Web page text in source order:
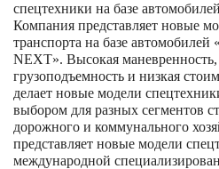
спецтехники на базе
Компания представляет новые
транспорта на базе
NEXT». Высокая
грузоподъемность и низкая
делает новые модели
выбором для разных сегментов
дорожного и коммунального
представляет новые модели
международной